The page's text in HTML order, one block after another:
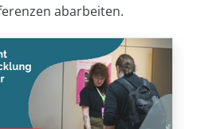
abarbeiten.